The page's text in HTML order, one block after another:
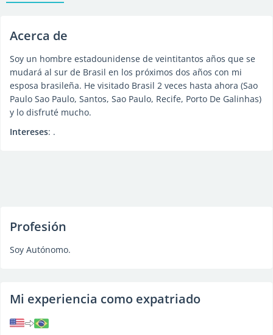
Acerca de
Soy un hombre estadounidense de veintitantos años que se
mudará al sur de Brasil en los próximos dos años con mi
esposa brasileña. He visitado Brasil 2 veces hasta ahora (Sao
Paulo Sao Paulo, Santos, Sao Paulo, Recife, Porto De Galinhas)
y lo disfruté mucho.
Intereses: .
Profesión
Soy Autónomo.
Mi experiencia como expatriado